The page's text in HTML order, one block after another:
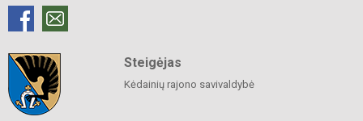
Steigėjas
Kėdainių rajono savivaldybė